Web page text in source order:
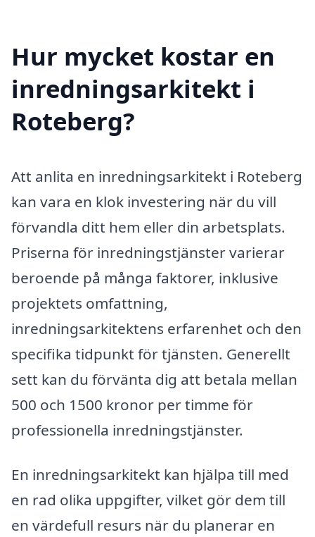
Hur mycket kostar en
inredningsarkitekt i
Roteberg?
Att anlita en inredningsarkitekt i Roteberg
kan vara en klok investering när du vill
förvandla ditt hem eller din arbetsplats.
Priserna för inredningstjänster varierar
beroende på många faktorer, inklusive
projektets omfattning,
inredningsarkitektens erfarenhet och den
specifika tidpunkt för tjänsten. Generellt
sett kan du förvänta dig att betala mellan
500 och 1500 kronor per timme för
professionella inredningstjänster.
En inredningsarkitekt kan hjälpa till med
en rad olika uppgifter, vilket gör dem till
en värdefull resurs när du planerar en